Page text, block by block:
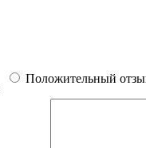
Положительный